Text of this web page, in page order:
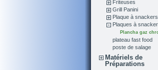
Friteuses
Grill Panini
Plaque à snackers
Plaques à
Plancha gaz
plateau fast food
poste de salage
Matériels de
Préparations